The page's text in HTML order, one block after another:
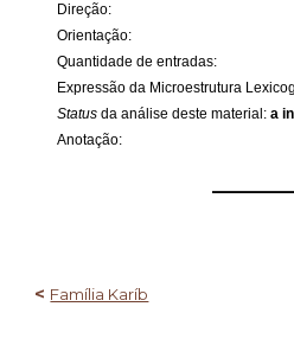
Direção:
Orientação:
Quantidade de entradas:
Expressão da Microestrutura
Status da análise deste material:a
Anotação:
< Família Karíb